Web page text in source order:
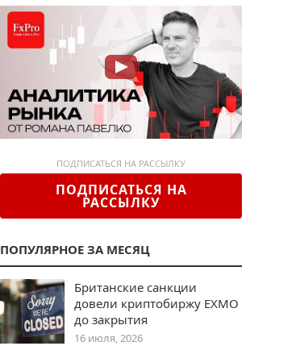
ПОДПИСАТЬСЯ НА РАССЫЛКУ
ПОДПИСАТЬСЯ НА
РАССЫЛКУ
ПОПУЛЯРНОЕ ЗА МЕСЯЦ
Британские санкции
довели криптобиржу EXMO
до закрытия
16 июля, 2026